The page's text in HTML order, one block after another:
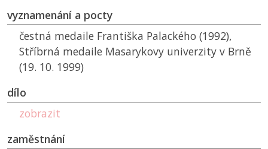
vyznamenání a pocty
čestná medaile Františka Palackého (1992),
Stříbrná medaile Masarykovy univerzity v Brně
(19. 10. 1999)
dílo
zobrazit
zaměstnání